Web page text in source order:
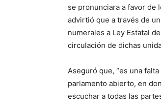
se pronunciara a favor de
advirtió que a través de
numerales a Ley Estatal
circulación de dichas
Aseguró que, “es una
parlamento abierto, en
escuchar a todas las